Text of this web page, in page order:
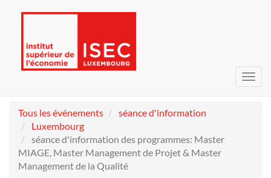
Tous les événements
séance d'information
Luxembourg
séance d'information des programmes: Master
MIAGE, Master Management de Projet & Master
Management de la Qualité